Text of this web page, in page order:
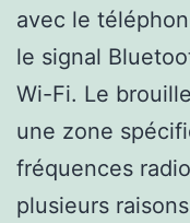
avec le
le signal
Wi-Fi. Le
une zone
fréquences
plusieurs